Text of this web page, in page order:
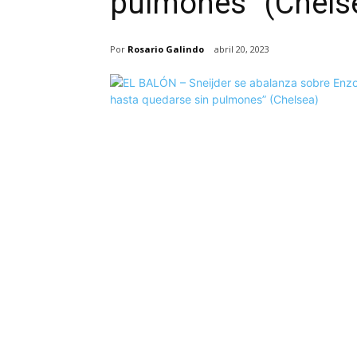
Por Rosario Galindo abril 20, 2023